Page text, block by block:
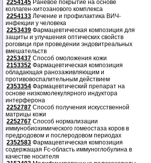
2254145 Раневое покрытие на основе
коллаген-хитозанового комплекса
2254133 Лечение и профилактика ВИЧ-
инфекции у человека
2253439 Фармацевтическая композиция для
защиты и улучшения оптических свойств
роговици при проведении эндовитреальных
вмешательств
2253437 Способ омоложения кожи
2153352 Фармацевтическая композиция
обладающая ранозаживляющим и
противовоспалительным действием
2353354 Фармацевтический препарат на
основе низкомолекулярного индуктора
интерферона
2252787 Способ получения искусственной
матрицы кожи
2252767 Способ нормализации
иммунобиохимического гомеостаза коров в
предродовом и послеродовом периодах
2352583 Фармацевтическая композиция
содержащая Fc-область иммуноглобулина в
качестве носителя